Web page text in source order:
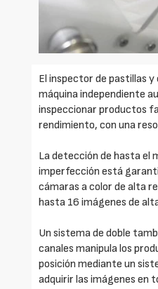
El inspector de pastillas y
máquina independiente
inspeccionar productos
rendimiento, con una
La detección de hasta el
imperfección está
cámaras a color de alta
hasta 16 imágenes de
Un sistema de doble
canales manipula los
posición mediante un
adquirir las imágenes en